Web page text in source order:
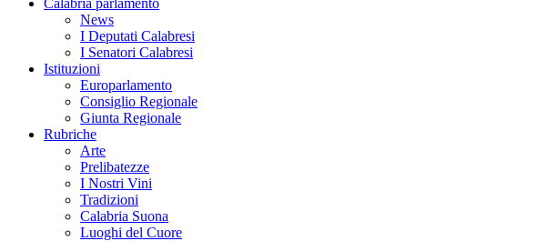
Calabria parlamento
News
I Deputati Calabresi
I Senatori Calabresi
Istituzioni
Europarlamento
Consiglio Regionale
Giunta Regionale
Rubriche
Arte
Prelibatezze
I Nostri Vini
Tradizioni
Calabria Suona
Luoghi del Cuore